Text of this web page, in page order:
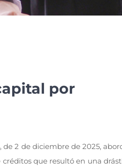
por
de 2 de diciembre de 2025,
que resultó en una